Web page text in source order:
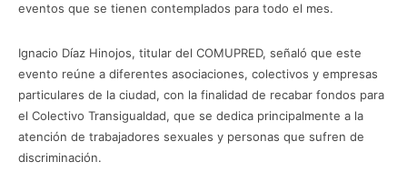
eventos que se tienen contemplados para todo el mes.
Ignacio Díaz Hinojos, titular del COMUPRED, señaló que este
evento reúne a diferentes asociaciones, colectivos y empresas
particulares de la ciudad, con la finalidad de recabar fondos para
el Colectivo Transigualdad, que se dedica principalmente a la
atención de trabajadores sexuales y personas que sufren de
discriminación.